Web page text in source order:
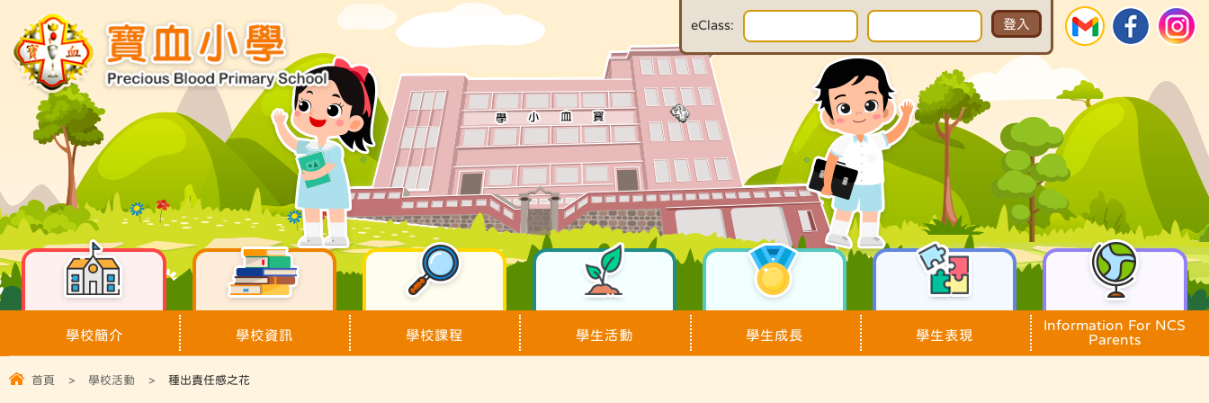
eClass:
學校簡介 學校資訊 學校課程 學生活動 學生成長 學生表現
Information For NCS
Parents
首頁 > 學校活動 > 種出責任感之花